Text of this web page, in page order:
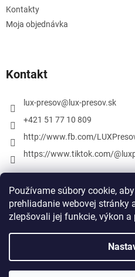
Používame súbory cookie,
prehliadanie webovej stránky
zlepšovali jej funkcie, výkon
Kontakty
Moja objednávka
Kontakt
lux-presov@ lux-presov.sk
+421 51 77 10 809
http://www.fb.com/
https://www.tiktok.com/